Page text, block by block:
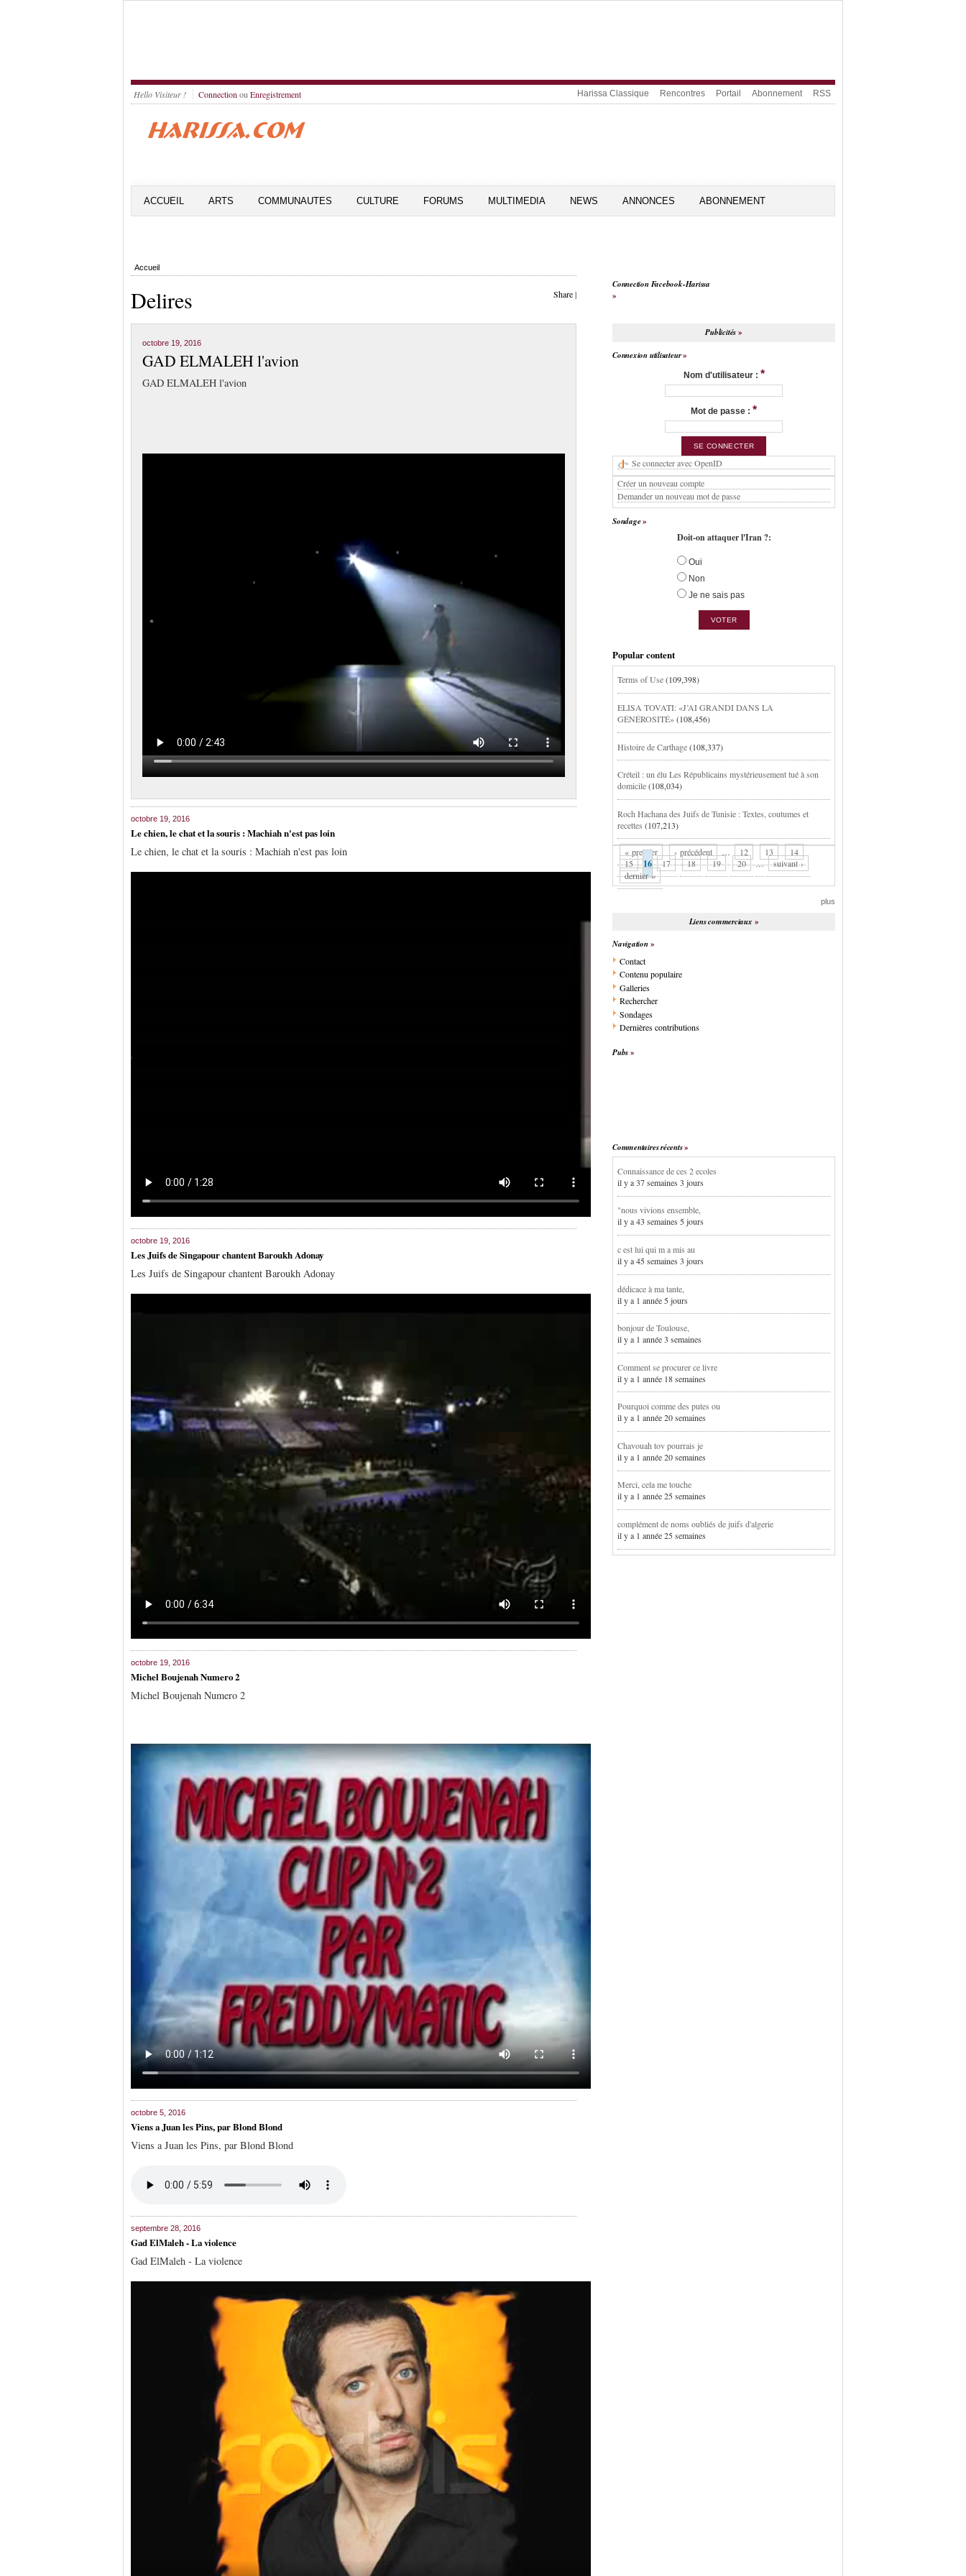
Hello Visiteur ! Connection ou Enregistrement Harissa Classique Rencontres Portail Abonnement RSS
ACCUEIL ARTS COMMUNAUTES CULTURE FORUMS MULTIMEDIA NEWS ANNONCES ABONNEMENT
Accueil
Share|
Delires
octobre 19, 2016
GAD ELMALEH l'avion
GAD ELMALEH l'avion
octobre 19, 2016
Le chien, le chat et la souris : Machiah n'est pas loin
Le chien, le chat et la souris : Machiah n'est pas loin
octobre 19, 2016
Les Juifs de Singapour chantent Baroukh Adonay
Les Juifs de Singapour chantent Baroukh Adonay
octobre 19, 2016
Michel Boujenah Numero 2
Michel Boujenah Numero 2
octobre 5, 2016
Viens a Juan les Pins, par Blond Blond
Viens a Juan les Pins, par Blond Blond
septembre 28, 2016
Gad ElMaleh - La violence
Gad ElMaleh - La violence
Connection Facebook-Harissa
Publicités
Connexion utilisateur
Nom d'utilisateur : *
Mot de passe : *
Se connecter avec OpenID
Créer un nouveau compte
Demander un nouveau mot de passe
Sondage
Doit-on attaquer l'Iran ?:
Oui
Non
Je ne sais pas
Popular content
Terms of Use(109,398)
ELISA TOVATI: «J’AI GRANDI DANS LA
GÉNÉROSITÉ»(108,456)
Histoire de Carthage(108,337)
Créteil : un élu Les Républicains mystérieusement tué à son
domicile(108,034)
Roch Hachana des Juifs de Tunisie : Textes, coutumes et
recettes (107,213)
« premier ‹ précédent … 12 13
14
15
16 17 18 19 20 …
suivant ›
dernier »
plus
Liens commerciaux
Navigation
Contact
Contenu populaire
Galleries
Rechercher
Sondages
Dernières contributions
Pubs
Commentaires récents
Connaissance de ces 2 ecoles
il y a 37 semaines 3 jours
"nous vivions ensemble,
il y a 43 semaines 5 jours
c est lui qui m a mis au
il y a 45 semaines 3 jours
dédicace à ma tante,
il y a 1 année 5 jours
bonjour de Toulouse,
il y a 1 année 3 semaines
Comment se procurer ce livre
il y a 1 année 18 semaines
Pourquoi comme des putes ou
il y a 1 année 20 semaines
Chavouah tov pourrais je
il y a 1 année 20 semaines
Merci, cela me touche
il y a 1 année 25 semaines
complément de noms oubliés de juifs d'algerie
il y a 1 année 25 semaines